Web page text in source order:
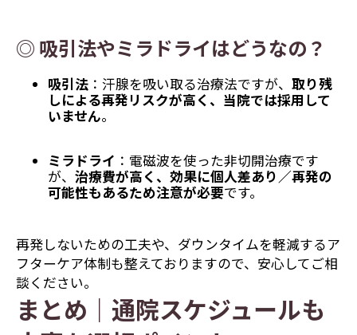
◎ 吸引法やミラドライはどうなの？
吸引法 ：汗腺を吸い取る治療法ですが、 取り残
しによる再発リスクが高く、当院では採用して
いません。
ミラドライ ：電磁波を使った非切開治療です
が、 治療費が高く、効果に個人差あり／再発の
可能性もあるため注意が必要です。
再発しないための工夫や、ダウンタイムを軽減するア
フターケア体制も整えておりますので、安心してご相
談ください。
まとめ｜通院スケジュールも